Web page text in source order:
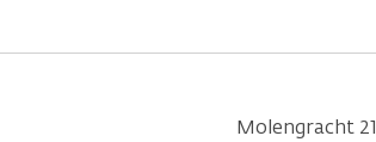
Molengracht